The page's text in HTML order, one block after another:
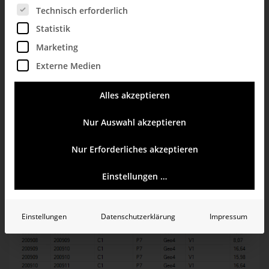
Was tun, wenn mehrere
Zeitbezüge vorhanden
sind
Faktentabelle mit Liefer- und Rechnungsdatum:
Es folgt eine Liste der Service-Gruppen, für die eine
Technisch erforderlich
Statistik
Marketing
Externe Medien
Alles akzeptieren
Nur Auswahl akzeptieren
Nur Erforderliches akzeptieren
Einstellungen …
Einstellungen Datenschutzerklärung Impressum